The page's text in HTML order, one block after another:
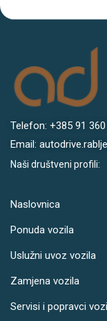
Telefon: +385 91
Email:
Naši društveni profili:
Naslovnica
Ponuda vozila
Uslužni uvoz vozila
Zamjena vozila
Servisi i popravci